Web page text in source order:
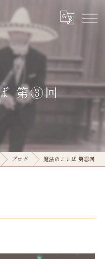
第③回
ブログ 魔法のことば 第③回